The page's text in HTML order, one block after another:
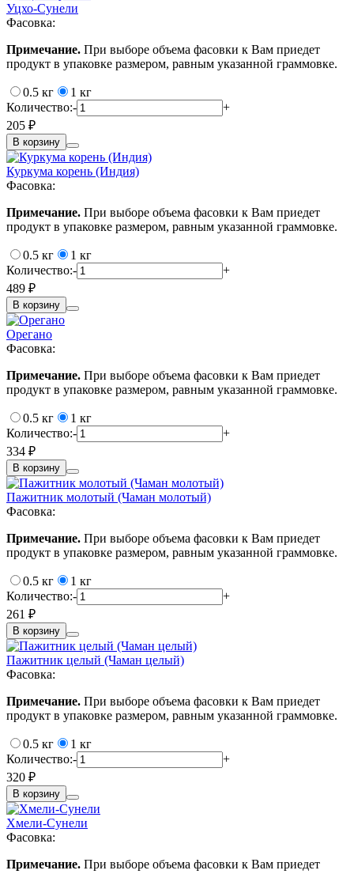
Уцхо-Сунели
Фасовка:
Примечание. При выборе объема фасовки к Вам приедет
продукт в упаковке размером, равным указанной граммовке.
0.5 кг
1 кг
Количество:-
+
205 ₽
В корзину
Куркума корень (Индия)
Фасовка:
Примечание. При выборе объема фасовки к Вам приедет
продукт в упаковке размером, равным указанной граммовке.
0.5 кг
1 кг
Количество:-
+
489 ₽
В корзину
Орегано
Фасовка:
Примечание. При выборе объема фасовки к Вам приедет
продукт в упаковке размером, равным указанной граммовке.
0.5 кг
1 кг
Количество:-
+
334 ₽
В корзину
Пажитник молотый (Чаман молотый)
Фасовка:
Примечание. При выборе объема фасовки к Вам приедет
продукт в упаковке размером, равным указанной граммовке.
0.5 кг
1 кг
Количество:-
+
261 ₽
В корзину
Пажитник целый (Чаман целый)
Фасовка:
Примечание. При выборе объема фасовки к Вам приедет
продукт в упаковке размером, равным указанной граммовке.
0.5 кг
1 кг
Количество:-
+
320 ₽
В корзину
Хмели-Сунели
Фасовка:
Примечание. При выборе объема фасовки к Вам приедет